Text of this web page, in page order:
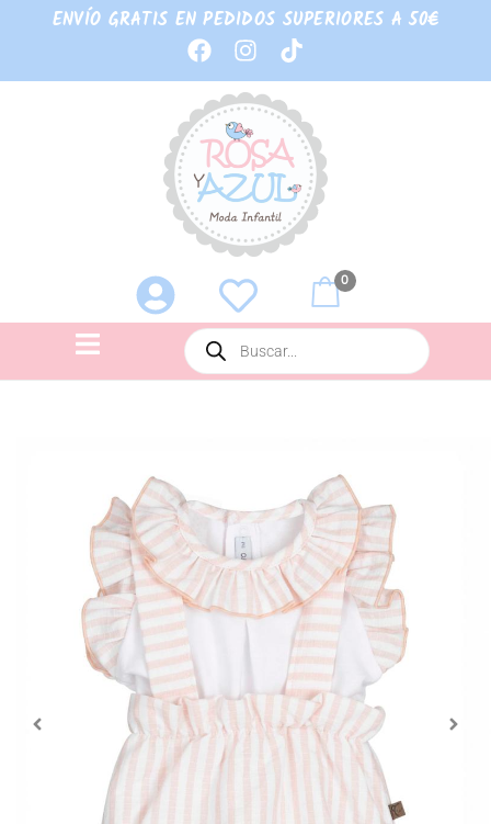
ENVÍO GRATIS EN PEDIDOS SUPERIORES A 50€
0